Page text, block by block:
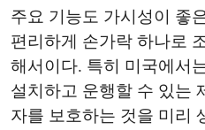
주요 기능도 가시성이 좋
편리하게 손가락 하나로
해서이다. 특히 미국에서
설치하고 운행할 수 있는
자를 보호하는 것을 미리